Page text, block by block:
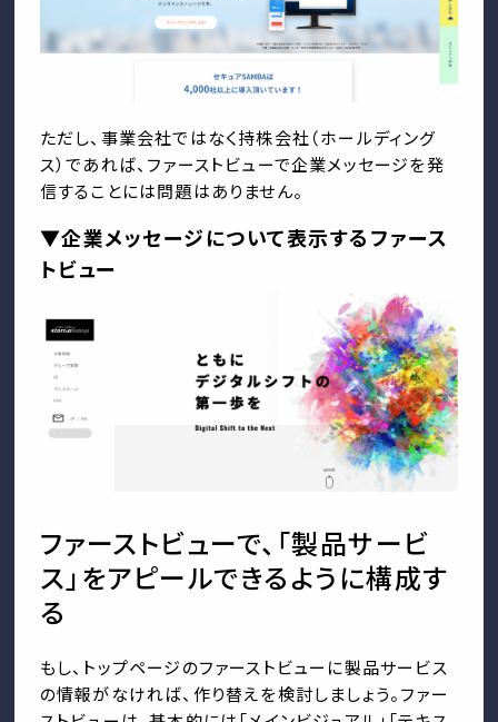
ただし、事業会社ではなく持株会社（ホールディング
ス）であれば、ファーストビューで企業メッセージを発
信することには問題はありません。
▼企業メッセージについて表示するファース
トビュー
ファーストビューで、「製品サービ
ス」をアピールできるように構成す
る
もし、トップページのファーストビューに製品サービス
の情報がなければ、作り替えを検討しましょう。ファー